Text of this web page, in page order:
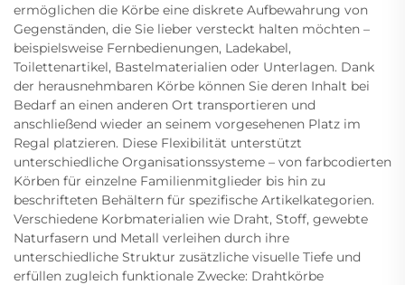
ermöglichen die Körbe eine diskrete Aufbewahrung von
Gegenständen, die Sie lieber versteckt halten möchten –
beispielsweise Fernbedienungen, Ladekabel,
Toilettenartikel, Bastelmaterialien oder Unterlagen. Dank
der herausnehmbaren Körbe können Sie deren Inhalt bei
Bedarf an einen anderen Ort transportieren und
anschließend wieder an seinem vorgesehenen Platz im
Regal platzieren. Diese Flexibilität unterstützt
unterschiedliche Organisationssysteme – von farbcodierten
Körben für einzelne Familienmitglieder bis hin zu
beschrifteten Behältern für spezifische Artikelkategorien.
Verschiedene Korbmaterialien wie Draht, Stoff, gewebte
Naturfasern und Metall verleihen durch ihre
unterschiedliche Struktur zusätzliche visuelle Tiefe und
erfüllen zugleich funktionale Zwecke: Drahtkörbe